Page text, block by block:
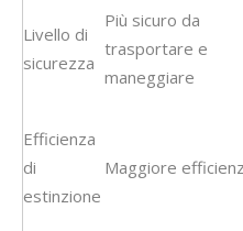
Livello di
sicurezza
Più sicuro da
trasportare e
maneggiare
Efficienza
di
estinzione
Maggiore